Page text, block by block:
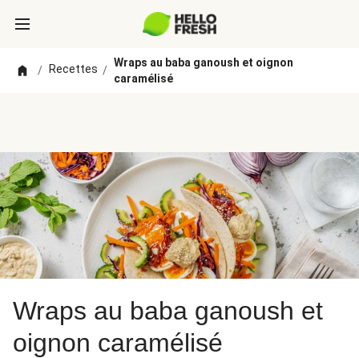
/ Recettes /
Wraps au baba ganoush et oignon
caramélisé
Wraps au baba ganoush et
oignon caramélisé